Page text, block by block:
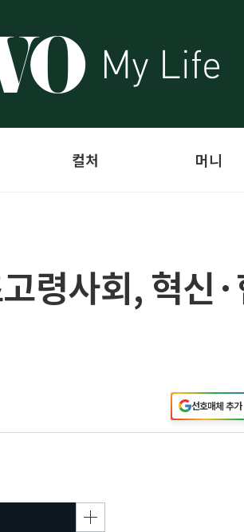
컬처 머니
령사회, 혁신·
선호매체 추가